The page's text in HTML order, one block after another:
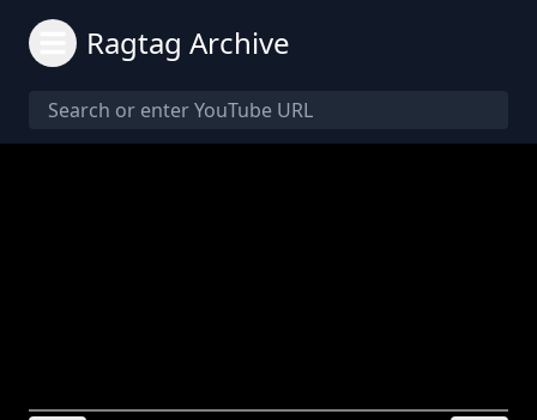
Ragtag Archive